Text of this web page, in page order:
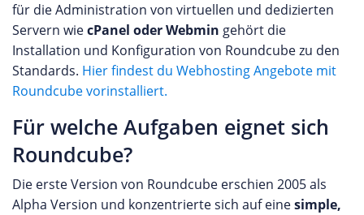
für die Administration von virtuellen und dedizierten
Servern wiecPanel oder Webmin gehört die
Installation und Konfiguration von Roundcube zu den
Standards. Hier findest du Webhosting Angebote mit
Roundcube vorinstalliert.
Für welche Aufgaben eignet sich
Roundcube?
Die erste Version von Roundcube erschien 2005 als
Alpha Version und konzentrierte sich auf einesimple,